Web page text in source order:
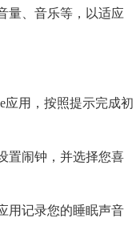
量、音乐等，以适应
应用，按照提示完成初
置闹钟，并选择您喜
用记录您的睡眠声音